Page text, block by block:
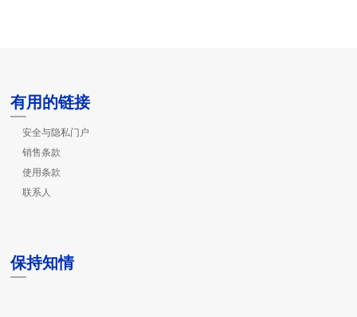
有用的链接
安全与隐私门户
销售条款
使用条款
联系人
保持知情